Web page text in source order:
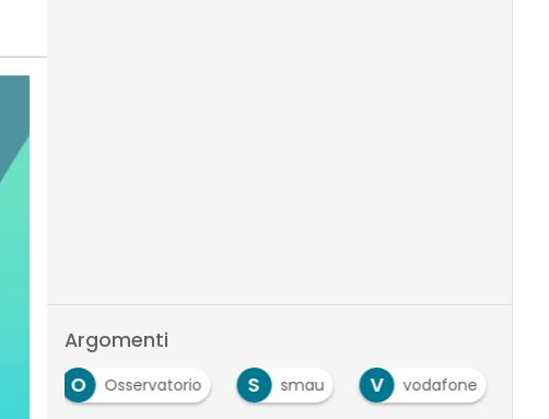
Argomenti
O
Osservatorio S smau V vodafone